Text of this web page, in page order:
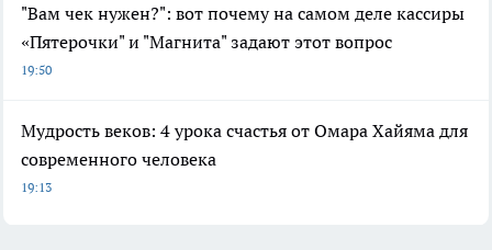
"Вам чек нужен?": вот почему на самом деле кассиры
«Пятерочки" и "Магнита" задают этот вопрос
19:50
Мудрость веков: 4 урока счастья от Омара Хайяма для
современного человека
19:13